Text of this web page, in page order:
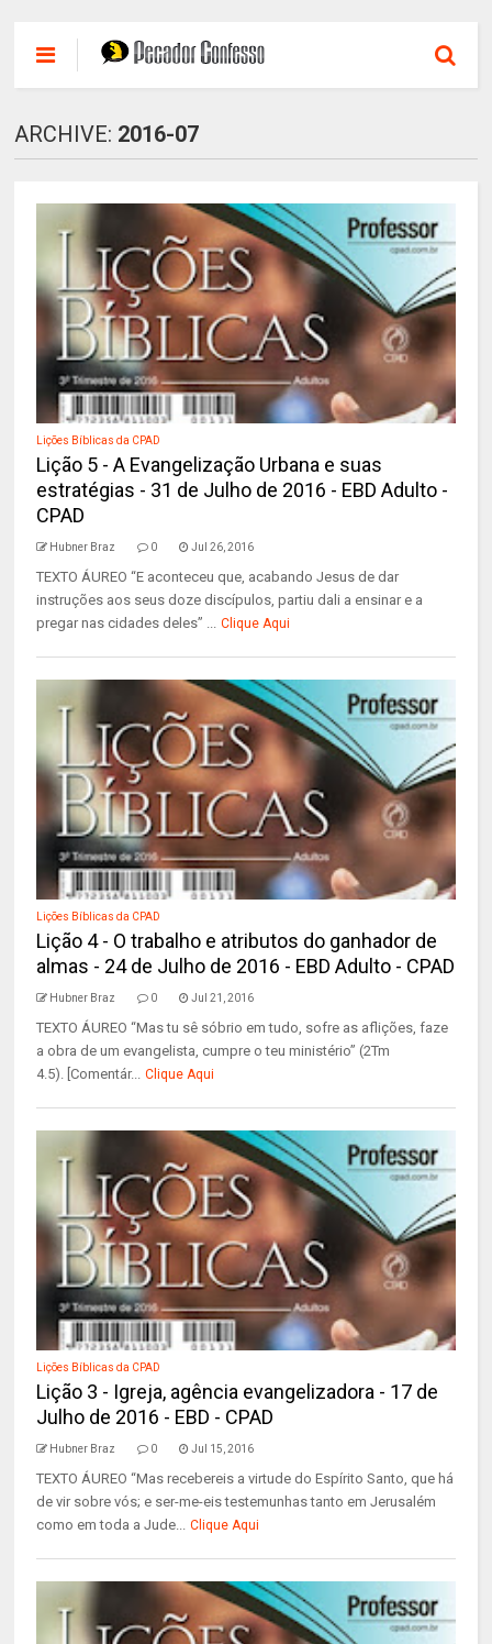
ARCHIVE: 2016-07
Lições Bíblicas da CPAD
Lição 5 - A Evangelização Urbana e suas
estratégias - 31 de Julho de 2016 - EBD Adulto -
CPAD
Hubner Braz 0 Jul 26, 2016
TEXTO ÁUREO “E aconteceu que, acabando Jesus de dar
instruções aos seus doze discípulos, partiu dali a ensinar e a
pregar nas cidades deles” ... Clique Aqui
Lições Bíblicas da CPAD
Lição 4 - O trabalho e atributos do ganhador de
almas - 24 de Julho de 2016 - EBD Adulto - CPAD
Hubner Braz 0 Jul 21, 2016
TEXTO ÁUREO “Mas tu sê sóbrio em tudo, sofre as aflições, faze
a obra de um evangelista, cumpre o teu ministério” (2Tm
4.5). [Comentár... Clique Aqui
Lições Bíblicas da CPAD
Lição 3 - Igreja, agência evangelizadora - 17 de
Julho de 2016 - EBD - CPAD
Hubner Braz 0 Jul 15, 2016
TEXTO ÁUREO “Mas recebereis a virtude do Espírito Santo, que há
de vir sobre vós; e ser-me-eis testemunhas tanto em Jerusalém
como em toda a Jude... Clique Aqui